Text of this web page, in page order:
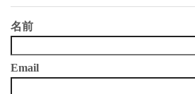
名前
Email